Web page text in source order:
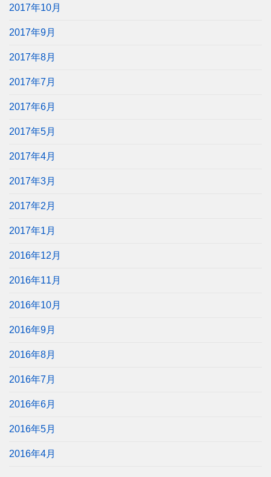
2017年10月
2017年9月
2017年8月
2017年7月
2017年6月
2017年5月
2017年4月
2017年3月
2017年2月
2017年1月
2016年12月
2016年11月
2016年10月
2016年9月
2016年8月
2016年7月
2016年6月
2016年5月
2016年4月